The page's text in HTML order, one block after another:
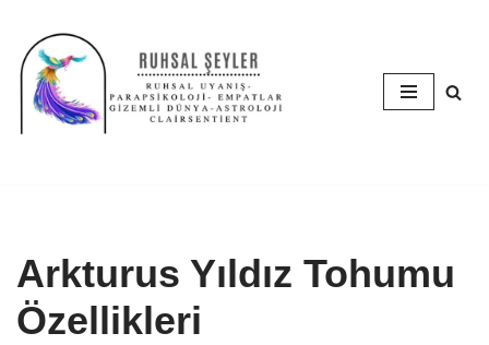
İçeriğe
geç
Arkturus Yıldız Tohumu
Özellikleri